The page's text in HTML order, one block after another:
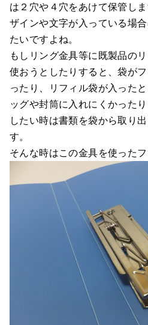
は２穴や４穴をあけて保管し
ザインや文字が入っている場
たいですよね。
もしリング金具等に既製品の
使おうとしたりすると、袋が
ったり、リフィル袋が入った
ッグや封筒に入れにくかった
したい時は書類を袋から取り
す。
そんな時はこの金具を使った